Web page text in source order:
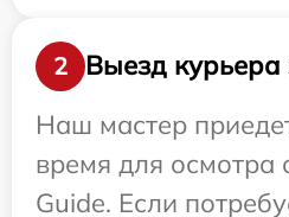
2
Выезд курьера
Наш мастер
время для осмотра
Guide. Если